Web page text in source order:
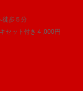
歩５分
セット付き４,000円